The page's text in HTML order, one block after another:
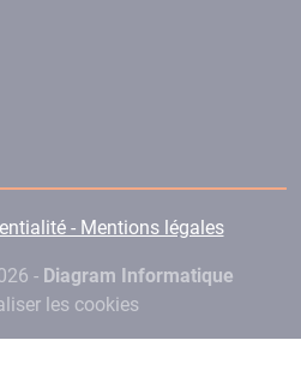
- Mentions légales
- Diagram Informatique
les cookies